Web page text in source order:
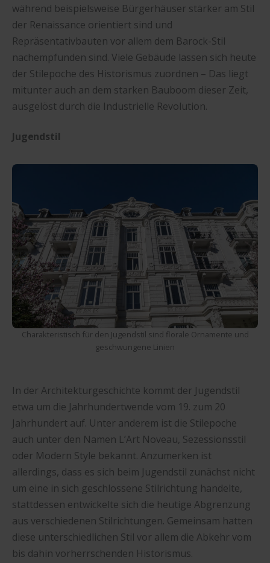
während beispielsweise Bürgerhäuser stärker am Stil
der Renaissance orientiert sind und
Repräsentativbauten vor allem dem Barock-Stil
nachempfunden sind. Viele Gebäude lassen sich heute
der Stilepoche des Historismus zuordnen – Das liegt
mitunter auch an dem starken Bauboom dieser Zeit,
ausgelöst durch die Industrielle Revolution.
Jugendstil
Charakteristisch für den Jugendstil sind florale Ornamente und
geschwungene Linien
In der Architekturgeschichte kommt der Jugendstil
etwa um die Jahrhundertwende vom 19. zum 20
Jahrhundert auf. Unter anderem ist die Stilepoche
auch unter den Namen L’Art Noveau, Sezessionsstil
oder Modern Style bekannt. Anzumerken ist
allerdings, dass es sich beim Jugendstil zunächst nicht
um eine in sich geschlossene Stilrichtung handelte,
stattdessen entwickelte sich die heutige Abgrenzung
aus verschiedenen Stilrichtungen. Gemeinsam hatten
diese unterschiedlichen Stil vor allem die Abkehr vom
bis dahin vorherrschenden Historismus.